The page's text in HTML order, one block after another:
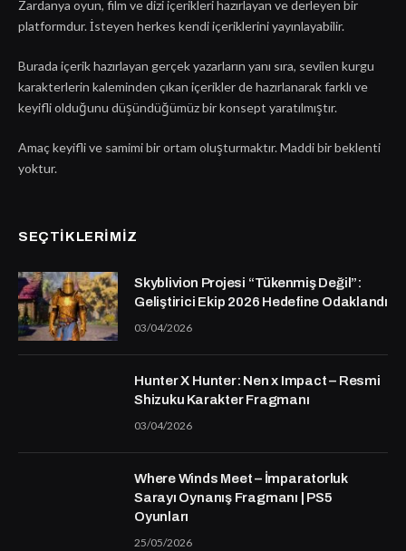
Zardanya oyun, film ve dizi içerikleri hazırlayan ve derleyen bir
platformdur. İsteyen herkes kendi içeriklerini yayınlayabilir.
Burada içerik hazırlayan gerçek yazarların yanı sıra, sevilen kurgu
karakterlerin kaleminden çıkan içerikler de hazırlanarak farklı ve
keyifli olduğunu düşündüğümüz bir konsept yaratılmıştır.
Amaç keyifli ve samimi bir ortam oluşturmaktır. Maddi bir beklenti
yoktur.
SEÇTIKLERIMIZ
Skyblivion Projesi “Tükenmiş Değil”:
Geliştirici Ekip 2026 Hedefine Odaklandı
03/04/2026
Hunter X Hunter: Nen x Impact – Resmi
Shizuku Karakter Fragmanı
03/04/2026
Where Winds Meet – İmparatorluk
Sarayı Oynanış Fragmanı | PS5
Oyunları
25/05/2026